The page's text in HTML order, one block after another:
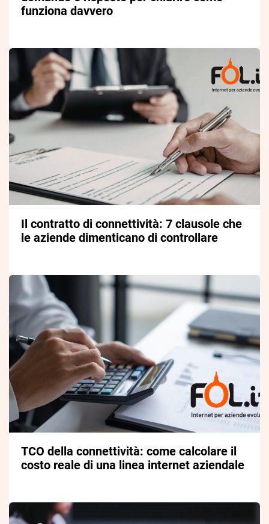
funziona davvero
Il contratto di connettività: 7 clausole che
le aziende dimenticano di controllare
TCO della connettività: come calcolare il
costo reale di una linea internet aziendale